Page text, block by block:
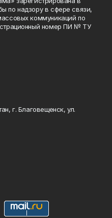
по надзору в сфере связи,
коммуникаций по
номер ПИ № ТУ
г. Благовещенск, ул.